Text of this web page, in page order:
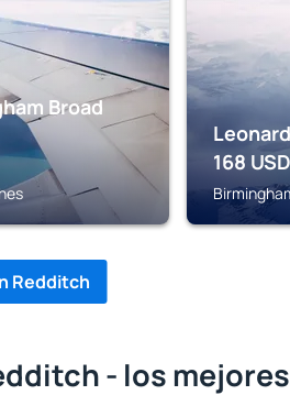
Broad
168 USD
Redditch
- los